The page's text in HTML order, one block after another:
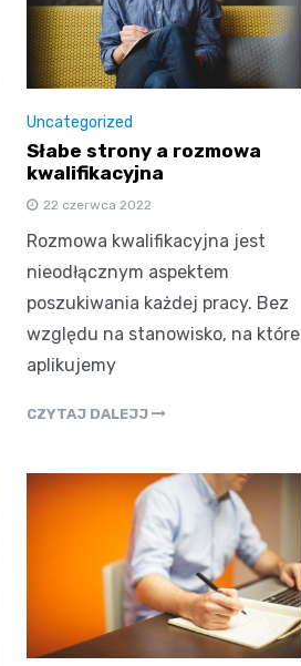
Uncategorized
Słabe strony a rozmowa
kwalifikacyjna
22 czerwca 2022
Rozmowa kwalifikacyjna jest
nieodłącznym aspektem
poszukiwania każdej pracy. Bez
względu na stanowisko, na które
aplikujemy
CZYTAJ DALEJJ